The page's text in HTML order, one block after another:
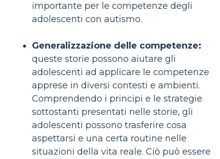
importante per le competenze degli
adolescenti con autismo.
Generalizzazione delle competenze:
queste storie possono aiutare gli
adolescenti ad applicare le competenze
apprese in diversi contesti e ambienti.
Comprendendo i principi e le strategie
sottostanti presentati nelle storie, gli
adolescenti possono trasferire cosa
aspettarsi e una certa routine nelle
situazioni della vita reale. Ciò può essere